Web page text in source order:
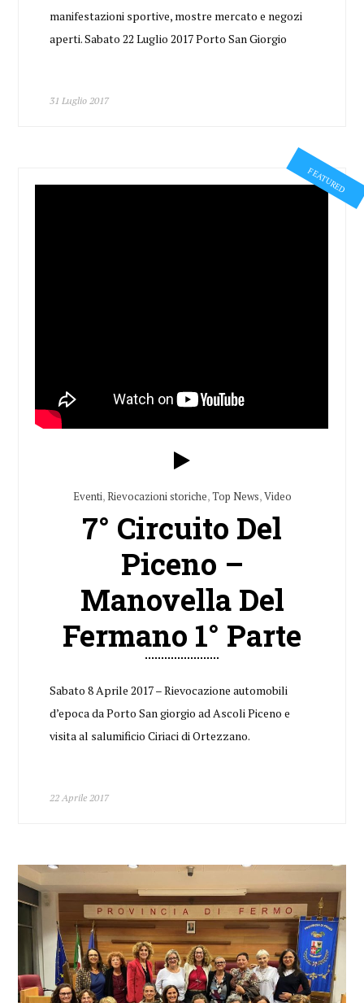
manifestazioni sportive, mostre mercato e negozi
aperti. Sabato 22 Luglio 2017 Porto San Giorgio
31 Luglio 2017
FEATURED
Eventi,Rievocazioni storiche,Top News,Video
7° Circuito Del
Piceno –
Manovella Del
Fermano 1° Parte
Sabato 8 Aprile 2017 – Rievocazione automobili
d’epoca da Porto San giorgio ad Ascoli Piceno e
visita al salumificio Ciriaci di Ortezzano.
22 Aprile 2017